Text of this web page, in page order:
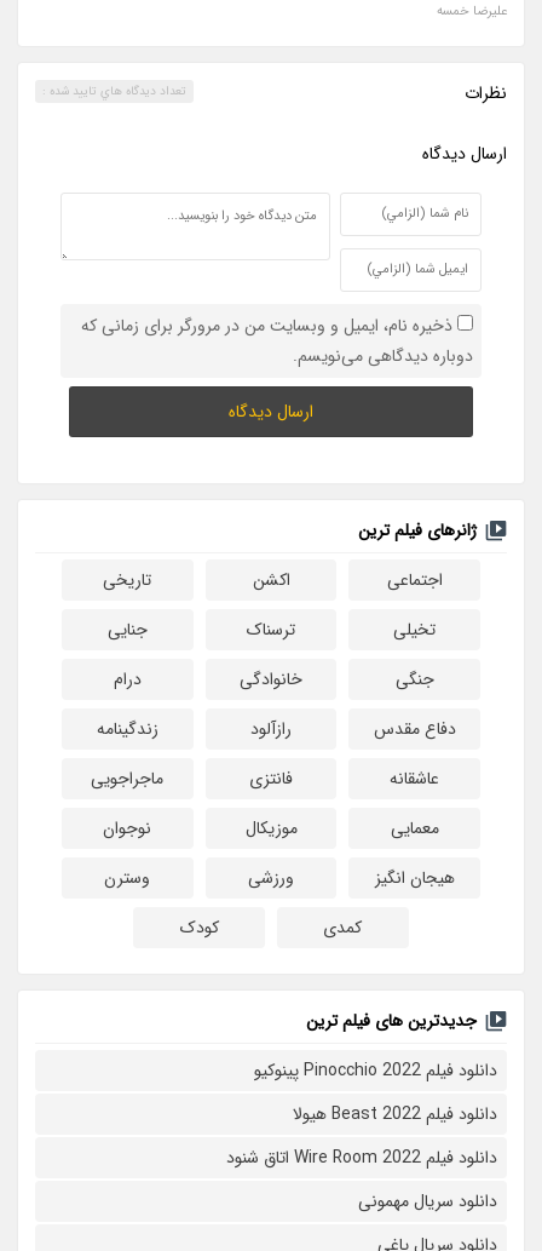
علیرضا خمسه
نظرات تعداد ديدگاه هاي تاييد شده :
ارسال ديدگاه
ذخیره نام، ایمیل و وبسایت من در مرورگر برای زمانی که
دوباره دیدگاهی می‌نویسم.
ژانرهای فیلم ترین
اجتماعی
اکشن
تاریخی
تخیلی
ترسناک
جنایی
جنگی
خانوادگی
درام
دفاع مقدس
رازآلود
زندگینامه
عاشقانه
فانتزی
ماجراجویی
معمایی
موزیکال
نوجوان
هیجان انگیز
ورزشی
وسترن
کمدی
کودک
جدیدترین های فیلم ترین
دانلود فیلم Pinocchio 2022 پینوکیو
دانلود فیلم Beast 2022 هیولا
دانلود فیلم Wire Room 2022 اتاق شنود
دانلود سریال مهمونی
دانلود سریال یاغی